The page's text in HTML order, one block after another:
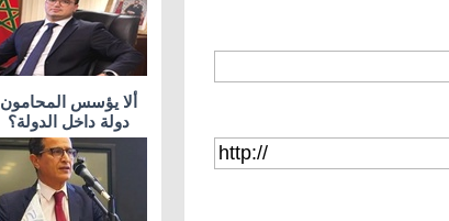
ألا يؤسس المحامون
دولة داخل الدولة؟